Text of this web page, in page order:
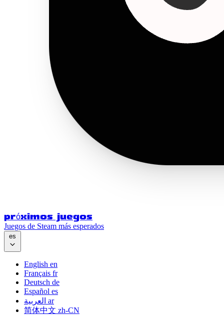
próximos juegos
Juegos de Steam más esperados
es
English en
Français fr
Deutsch de
Español es
العربية ar
简体中文 zh-CN